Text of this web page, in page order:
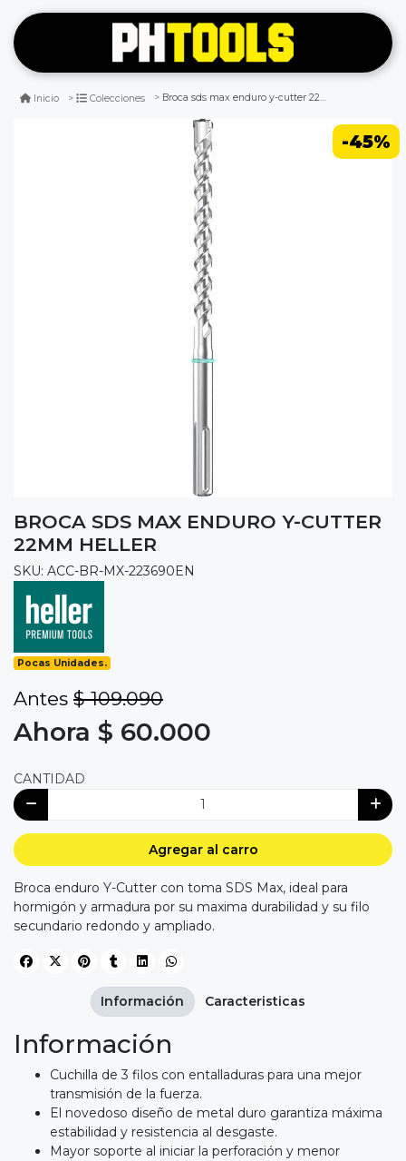
Inicio Colecciones Broca sds max enduro y-cutter 22mm heller
-45%
BROCA SDS MAX ENDURO Y-CUTTER
22MM HELLER
SKU: ACC-BR-MX-223690EN
Pocas Unidades.
Antes $ 109.090
Ahora $ 60.000
CANTIDAD
Agregar al carro
Broca enduro Y-Cutter con toma SDS Max, ideal para
hormigón y armadura por su maxima durabilidad y su filo
secundario redondo y ampliado.
Información
Cuchilla de 3 filos con entalladuras para una mejor
transmisión de la fuerza.
El novedoso diseño de metal duro garantiza máxima
estabilidad y resistencia al desgaste.
Mayor soporte al iniciar la perforación y menor
Información Caracteristicas